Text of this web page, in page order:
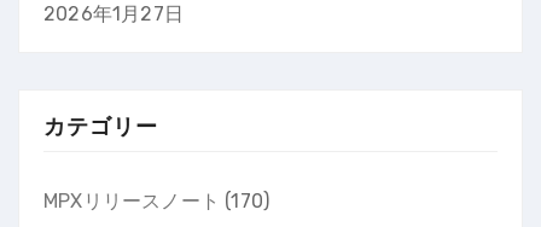
2026年1月27日
カテゴリー
MPXリリースノート (170)